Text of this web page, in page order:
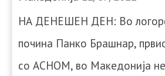
НА ДЕНЕШЕН ДЕН: Во
почина Панко Брашнар,
со АСНОМ, во Македонија